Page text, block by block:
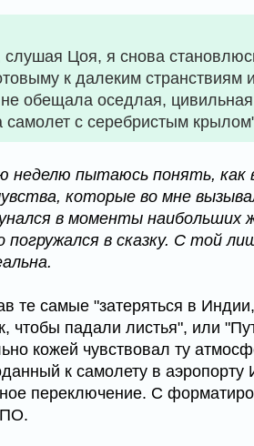
слушая Цоя, я снова
к далеким
обещала оседлая,
самолет с серебристым
неделю пытаюсь понять, как
которые во мне
в моменты наибольших
в сказку. С той
те самые "затеряться в
чтобы падали листья", или
кожей чувствовал ту
к самолету в
переключение. С
ПО.